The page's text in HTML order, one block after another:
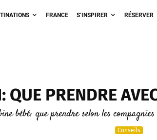
FRANCE S’INSPIRER RÉSERVER
PRENDRE
bébé: que prendre selon les
Conseils